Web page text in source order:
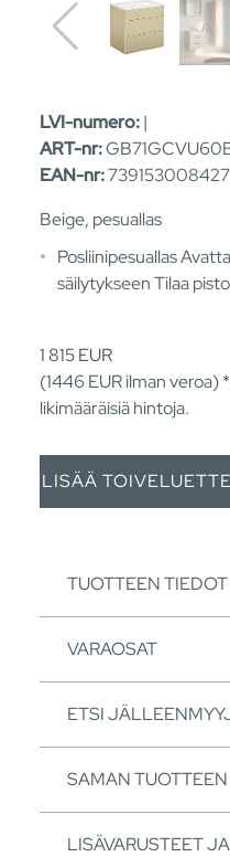
LVI-numero:|
ART-nr:
EAN-nr:
Beige, pesuallas
Posliinipesuallas
säilytykseen Tilaa
1 815EUR
(1446 EURilman veroa)
likimääräisiä hintoja.
LISÄÄ
TUOTTEEN TIEDOT
VARAOSAT
ETSI
SAMAN
LISÄVARUSTEET